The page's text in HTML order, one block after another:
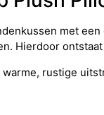
met
Hierdoor
rustige